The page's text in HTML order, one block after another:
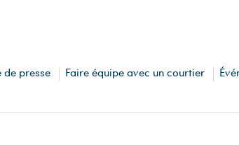
de presse Faire équipe avec un courtier